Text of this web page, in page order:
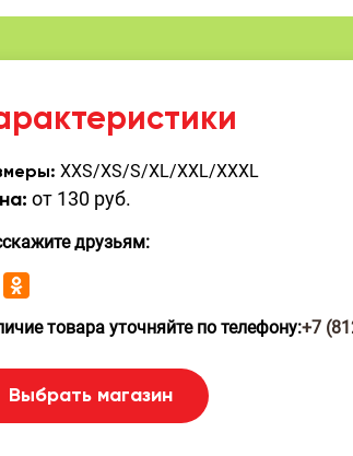
XXS/XS/S/XL/XXL/XXXL
от 130 руб.
друзьям:
товара уточняйте по телефону:+7
Выбрать магазин